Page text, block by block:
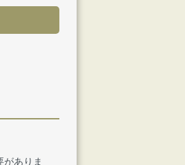
ありま